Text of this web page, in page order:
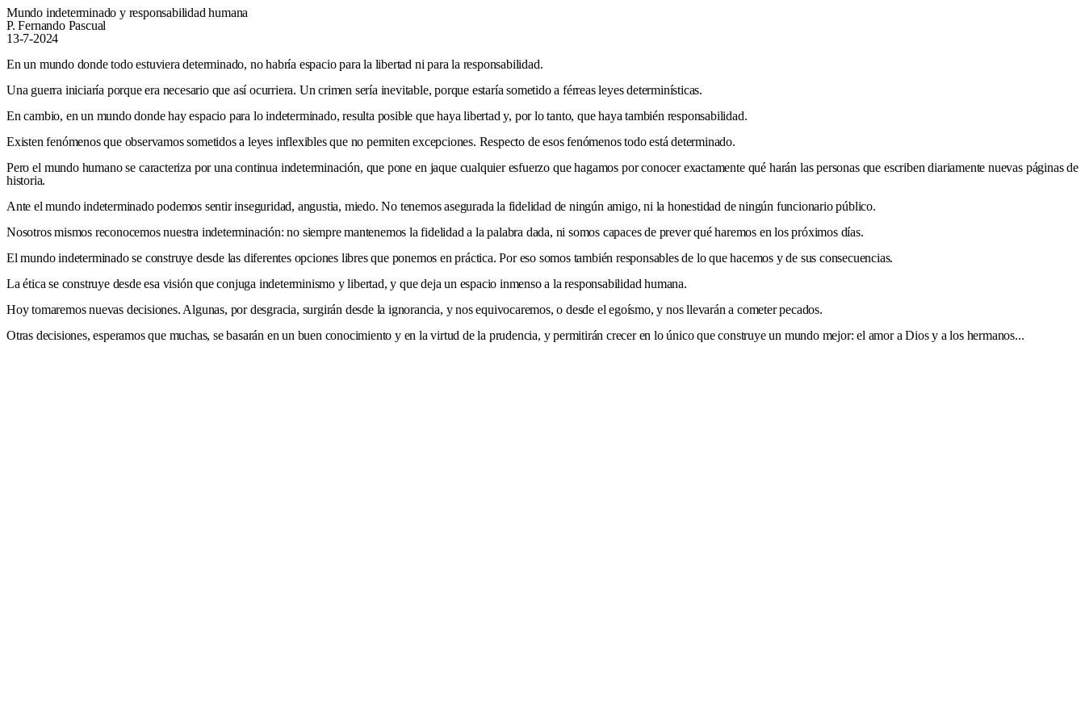
Mundo indeterminado y responsabilidad humana
P. Fernando Pascual
13-7-2024
En un mundo donde todo estuviera determinado, no habría espacio para la libertad ni para la responsabilidad.
Una guerra iniciaría porque era necesario que así ocurriera. Un crimen sería inevitable, porque estaría sometido a férreas leyes determinísticas.
En cambio, en un mundo donde hay espacio para lo indeterminado, resulta posible que haya libertad y, por lo tanto, que haya también responsabilidad.
Existen fenómenos que observamos sometidos a leyes inflexibles que no permiten excepciones. Respecto de esos fenómenos todo está determinado.
Pero el mundo humano se caracteriza por una continua indeterminación, que pone en jaque cualquier esfuerzo que hagamos por conocer exactamente qué harán las personas que escriben diariamente nuevas páginas de
historia.
Ante el mundo indeterminado podemos sentir inseguridad, angustia, miedo. No tenemos asegurada la fidelidad de ningún amigo, ni la honestidad de ningún funcionario público.
Nosotros mismos reconocemos nuestra indeterminación: no siempre mantenemos la fidelidad a la palabra dada, ni somos capaces de prever qué haremos en los próximos días.
El mundo indeterminado se construye desde las diferentes opciones libres que ponemos en práctica. Por eso somos también responsables de lo que hacemos y de sus consecuencias.
La ética se construye desde esa visión que conjuga indeterminismo y libertad, y que deja un espacio inmenso a la responsabilidad humana.
Hoy tomaremos nuevas decisiones. Algunas, por desgracia, surgirán desde la ignorancia, y nos equivocaremos, o desde el egoísmo, y nos llevarán a cometer pecados.
Otras decisiones, esperamos que muchas, se basarán en un buen conocimiento y en la virtud de la prudencia, y permitirán crecer en lo único que construye un mundo mejor: el amor a Dios y a los hermanos...